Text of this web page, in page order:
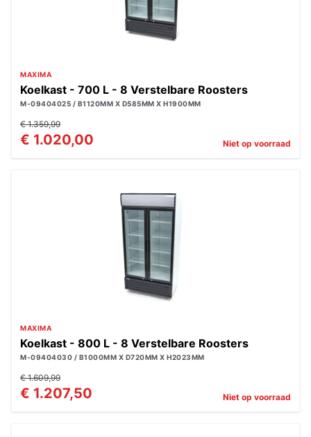
MAXIMA
Koelkast - 700 L - 8 Verstelbare Roosters
M-09404025 / B1120MM X D585MM X H1900MM
€ 1.359,99
€ 1.020,00 Niet op voorraad
MAXIMA
Koelkast - 800 L - 8 Verstelbare Roosters
M-09404030 / B1000MM X D720MM X H2023MM
€ 1.609,99
€ 1.207,50 Niet op voorraad